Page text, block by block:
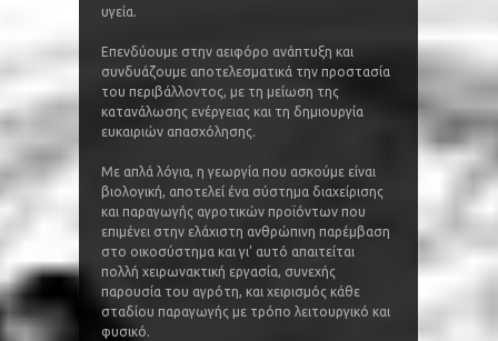
υγεία.
Επενδύουμε στην αειφόρο ανάπτυξη και
συνδυάζουμε αποτελεσματικά την προστασία
του περιβάλλοντος, με τη μείωση της
κατανάλωσης ενέργειας και τη δημιουργία
ευκαιριών απασχόλησης.
Με απλά λόγια, η γεωργία που ασκούμε είναι
βιολογική, αποτελεί ένα σύστημα διαχείρισης
και παραγωγής αγροτικών προϊόντων που
επιμένει στην ελάχιστη ανθρώπινη παρέμβαση
στο οικοσύστημα και γι’ αυτό απαιτείται
πολλή χειρωνακτική εργασία, συνεχής
παρουσία του αγρότη, και χειρισμός κάθε
σταδίου παραγωγής με τρόπο λειτουργικό και
φυσικό.